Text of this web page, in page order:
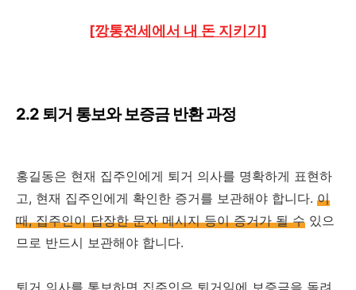
[깡통전세에서 내 돈 지키기]
2.2 퇴거 통보와 보증금 반환 과정
홍길동은 현재 집주인에게 퇴거 의사를 명확하게 표현하
고, 현재 집주인에게 확인한 증거를 보관해야 합니다. 이
때, 집주인이 답장한 문자 메시지 등이 증거가 될 수 있으
므로 반드시 보관해야 합니다.